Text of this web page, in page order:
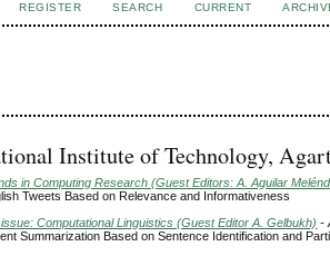
REGISTER SEARCH CURRENT
Institute of Technology,
in Computing Research (Guest Editors: A. Aguilar
Tweets Based on Relevance and Informativeness
Computational Linguistics (Guest Editor A. Gelbukh) -
Summarization Based on Sentence Identification and